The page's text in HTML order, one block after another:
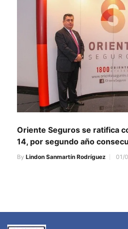
Oriente Seguros se ratifica
14, por segundo año
By Lindon Sanmartín Rodríguez 01/